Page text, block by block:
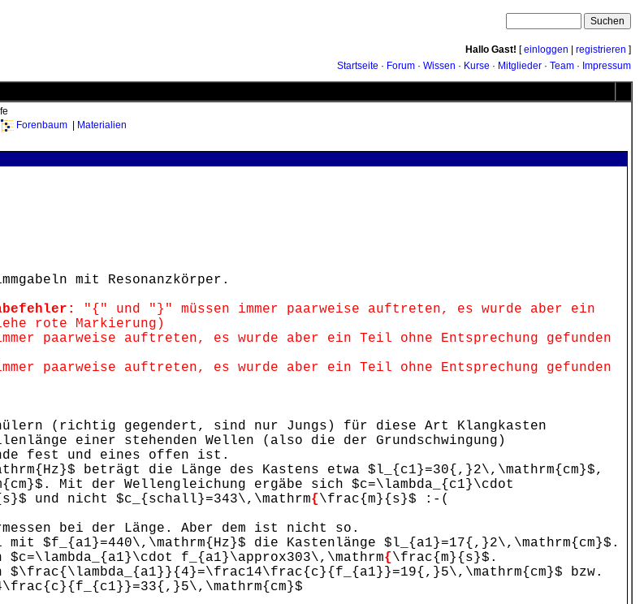
Hallo Gast! [einloggen registrieren ]
Startseite · Forum · Wissen · Kurse · Mitglieder · Team · Impressum
Forenbaum Materialien
mit Resonanzkörper.
"{" und "}" müssen immer paarweise auftreten, es wurde aber ein
rote Markierung)
paarweise auftreten, es wurde aber ein Teil ohne Entsprechung gefunden
paarweise auftreten, es wurde aber ein Teil ohne Entsprechung gefunden
(richtig gegendert, sind nur Jungs) für diese Art Klangkasten
einer stehenden Wellen (also die der Grundschwingung)
fest und eines offen ist.
beträgt die Länge des Kastens etwa $l_{c1}=30{,}2\,\mathrm{cm}$,
Mit der Wellengleichung ergäbe sich $c=\lambda_{c1}\cdot
und nicht $c_{schall}=343\,\mathrm{\frac{m}{s}$ :-(
bei der Länge. Aber dem ist nicht so.
$f_{a1}=440\,\mathrm{Hz}$ die Kastenlänge $l_{a1}=17{,}2\,\mathrm{cm}$.
f_{a1}\approx303\,\mathrm{\frac{m}{s}$.
$\frac{\lambda_{a1}}{4}=\frac14\frac{c}{f_{a1}}=19{,}5\,\mathrm{cm}$ bzw.